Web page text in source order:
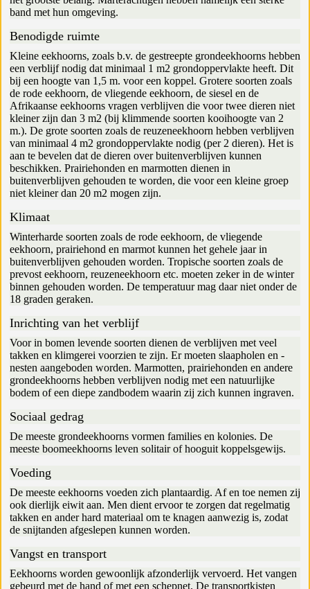
band met hun omgeving.
Benodigde ruimte
Kleine eekhoorns, zoals b.v. de gestreepte grondeekhoorns hebben
een verblijf nodig dat minimaal 1 m2 grondoppervlakte heeft. Dit
bij een hoogte van 1,5 m. voor een koppel. Grotere soorten zoals
de rode eekhoorn, de vliegende eekhoorn, de siesel en de
Afrikaanse eekhoorns vragen verblijven die voor twee dieren niet
kleiner zijn dan 3 m2 (bij klimmende soorten kooihoogte van 2
m.). De grote soorten zoals de reuzeneekhoorn hebben verblijven
van minimaal 4 m2 grondoppervlakte nodig (per 2 dieren). Het is
aan te bevelen dat de dieren over buitenverblijven kunnen
beschikken. Prairiehonden en marmotten dienen in
buitenverblijven gehouden te worden, die voor een kleine groep
niet kleiner dan 20 m2 mogen zijn.
Klimaat
Winterharde soorten zoals de rode eekhoorn, de vliegende
eekhoorn, prairiehond en marmot kunnen het gehele jaar in
buitenverblijven gehouden worden. Tropische soorten zoals de
prevost eekhoorn, reuzeneekhoorn etc. moeten zeker in de winter
binnen gehouden worden. De temperatuur mag daar niet onder de
18 graden geraken.
Inrichting van het verblijf
Voor in bomen levende soorten dienen de verblijven met veel
takken en klimgerei voorzien te zijn. Er moeten slaapholen en -
nesten aangeboden worden. Marmotten, prairiehonden en andere
grondeekhoorns hebben verblijven nodig met een natuurlijke
bodem of een diepe zandbodem waarin zij zich kunnen ingraven.
Sociaal gedrag
De meeste grondeekhoorns vormen families en kolonies. De
meeste boomeekhoorns leven solitair of hooguit koppelsgewijs.
Voeding
De meeste eekhoorns voeden zich plantaardig. Af en toe nemen zij
ook dierlijk eiwit aan. Men dient ervoor te zorgen dat regelmatig
takken en ander hard materiaal om te knagen aanwezig is, zodat
de snijtanden afgeslepen kunnen worden.
Vangst en transport
Eekhoorns worden gewoonlijk afzonderlijk vervoerd. Het vangen
gebeurd met de hand of met een schepnet. De transportkisten